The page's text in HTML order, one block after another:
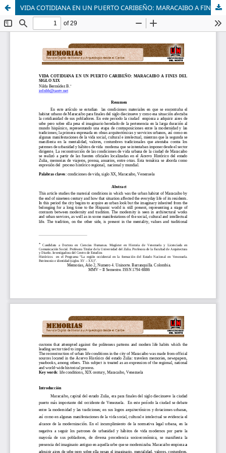
VIDA COTIDIANA EN UN PUERTO CARIBEÑO: MARACAIBO A FINES DEL SIGLO XIX.